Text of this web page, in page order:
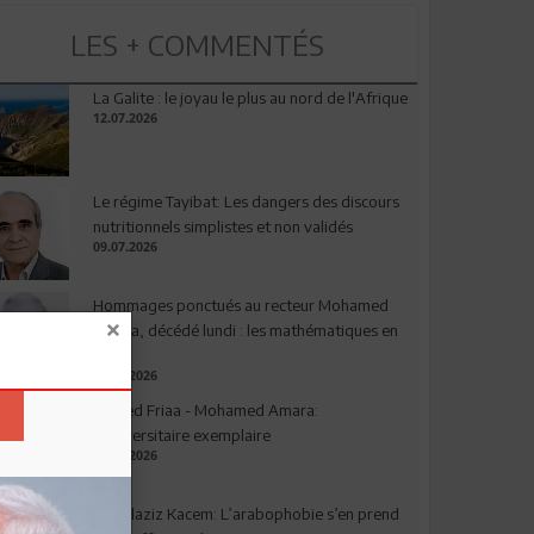
LES + COMMENTÉS
La Galite : le joyau le plus au nord de l'Afrique
12.07.2026
Le régime Tayibat: Les dangers des discours
nutritionnels simplistes et non validés
09.07.2026
Hommages ponctués au recteur Mohamed
Amara, décédé lundi : les mathématiques en
03.08.2026
Ahmed Friaa - Mohamed Amara:
l’Universitaire exemplaire
04.08.2026
Abdelaziz Kacem: L’arabophobie s’en prend